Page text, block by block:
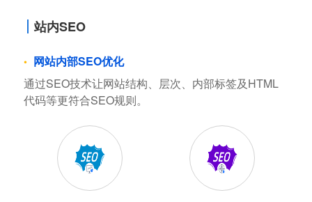
站内SEO
网站内部SEO优化
通过SEO技术让网站结构、层次、内部标签及HTML
代码等更符合SEO规则。